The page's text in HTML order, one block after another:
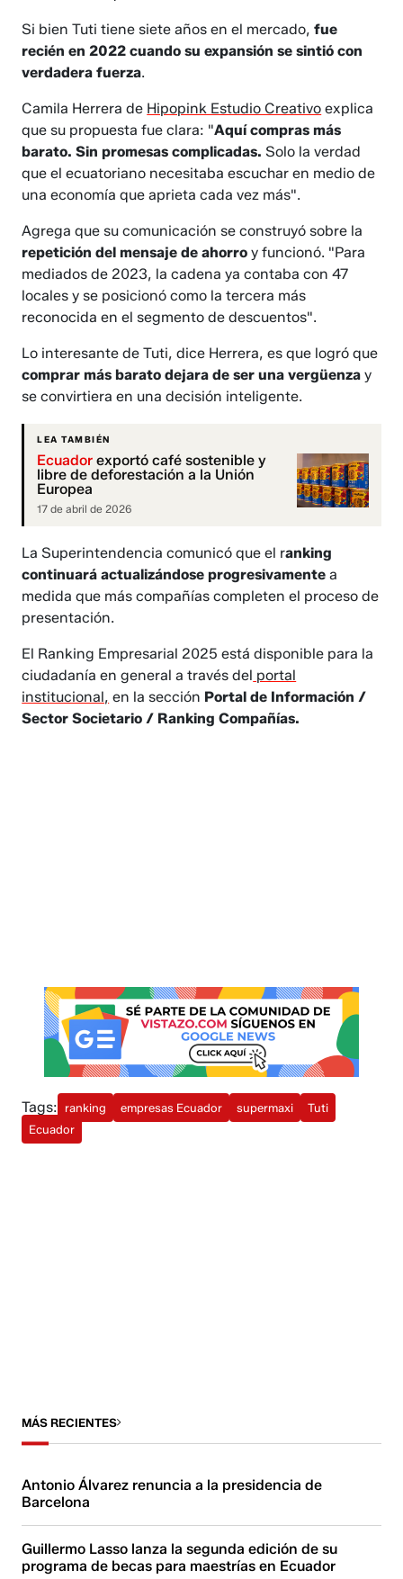
Si bien Tuti tiene siete años en el mercado,fue
recién en 2022 cuando su expansión se sintió con
verdadera fuerza.
Camila Herrera de Hipopink Estudio Creativo explica
que su propuesta fue clara: "Aquí compras más
barato. Sin promesas complicadas. Solo la verdad
que el ecuatoriano necesitaba escuchar en medio de
una economía que aprieta cada vez más".
Agrega que su comunicación se construyó sobre la
repetición del mensaje de ahorroy funcionó. "Para
mediados de 2023, la cadena ya contaba con 47
locales y se posicionó como la tercera más
reconocida en el segmento de descuentos".
Lo interesante de Tuti, dice Herrera, es que logró que
comprar más barato dejara de ser una vergüenzay
se convirtiera en una decisión inteligente.
LEA TAMBIÉN
Ecuador exportó café sostenible y
libre de deforestación a la Unión
Europea
17 de abril de 2026
La Superintendencia comunicó que el ranking
continuará actualizándose progresivamente a
medida que más compañías completen el proceso de
presentación.
El Ranking Empresarial 2025 está disponible para la
ciudadanía en general a través del portal
institucional, en la sección Portal de Información /
Sector Societario / Ranking Compañías.
Tags: ranking empresas Ecuador supermaxi
Tuti
Ecuador
MÁS RECIENTES
Antonio Álvarez renuncia a la presidencia de
Barcelona
Guillermo Lasso lanza la segunda edición de su
programa de becas para maestrías en Ecuador